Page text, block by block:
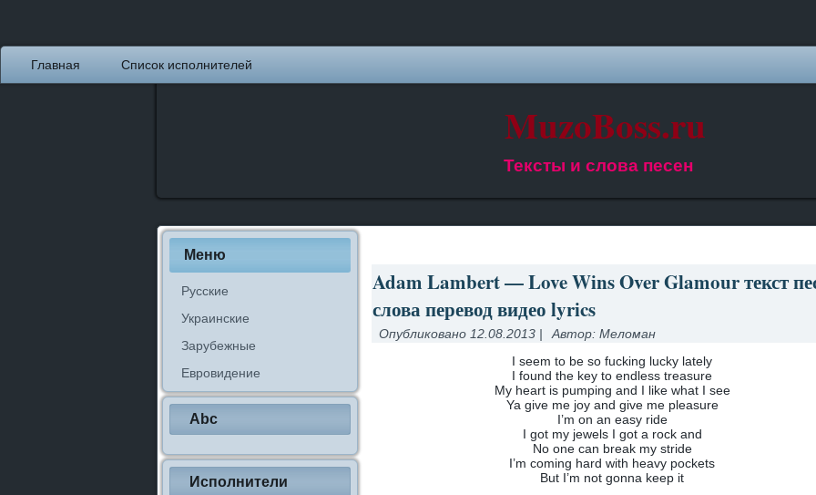
Главная Список исполнителей
MuzoBoss.ru
Тексты и слова песен
Меню
Русские
Украинские
Зарубежные
Евровидение
Abc
Исполнители
Adam Lambert — Love Wins Over Glamour текст
слова перевод видео lyrics
Опубликовано 12.08.2013 | Автор: Меломан
I seem to be so fucking lucky lately
I found the key to endless treasure
My heart is pumping and I like what I see
Ya give me joy and give me pleasure
I’m on an easy ride
I got my jewels I got a rock and
No one can break my stride
I’m coming hard with heavy pockets
But I’m not gonna keep it